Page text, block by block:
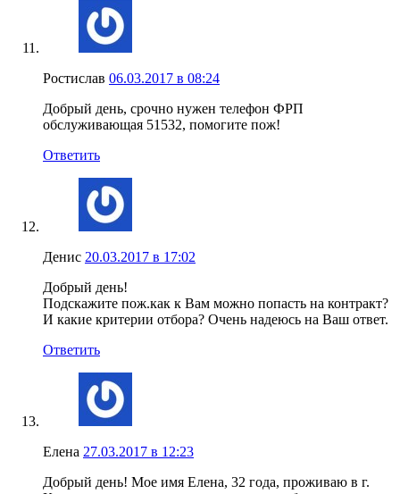
Ростислав 06.03.2017 в 08:24
Добрый день, срочно нужен телефон ФРП
обслуживающая 51532, помогите пож!
Ответить
Денис 20.03.2017 в 17:02
Добрый день!
Подскажите пож.как к Вам можно попасть на контракт?
И какие критерии отбора? Очень надеюсь на Ваш ответ.
Ответить
Елена 27.03.2017 в 12:23
Добрый день! Мое имя Елена, 32 года, проживаю в г.